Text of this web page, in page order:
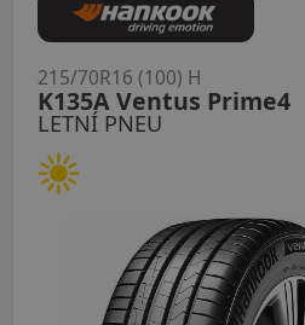
LETNÍ PNEU
HP71 Crugen
215/70R16 (100) H